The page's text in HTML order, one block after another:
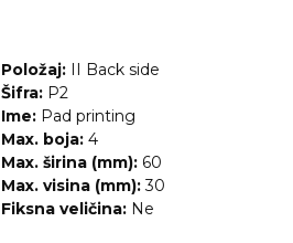
Položaj: II Back side
Šifra: P2
Ime: Pad printing
Max. boja: 4
Max. širina (mm): 60
Max. visina (mm): 30
Fiksna veličina: Ne